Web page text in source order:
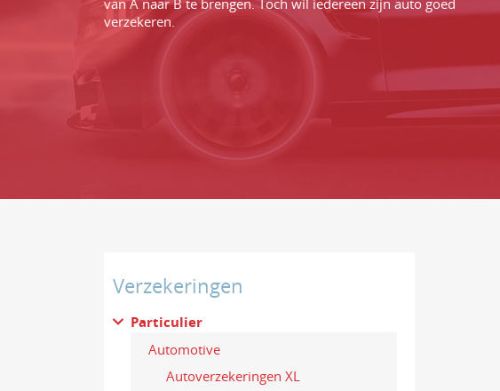
verzekeren.
Verzekeringen
Particulier
Automotive
Autoverzekeringen XL